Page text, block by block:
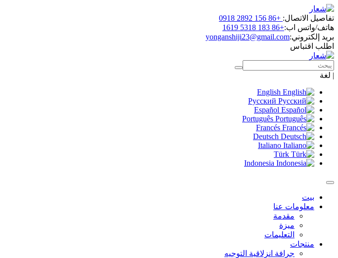
تفاصيل الاتصال: +86 156 2892 0918
هاتف/واتس اب:+86 183 5318 1619
بريد إلكتروني:yonganshiji23@gmail.com
اطلب اقتباس
| لغة
بيت
معلومات عنا
مقدمة
ميزة
التعليمات
منتجات
جرافة انزلاقية التوجيه